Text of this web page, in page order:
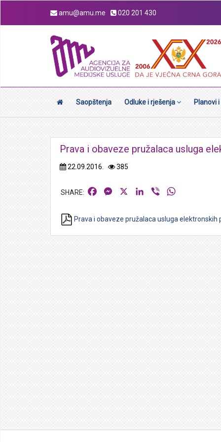
amu@amu.me 020 201 430
Saopštenja Odluke i rješenja Planovi
Prava i obaveze pružalaca usluga
22.09.2016. 385
FacebookMessengerLinkedIn
Viber
Prava i obaveze pružalaca usluga elektronskih